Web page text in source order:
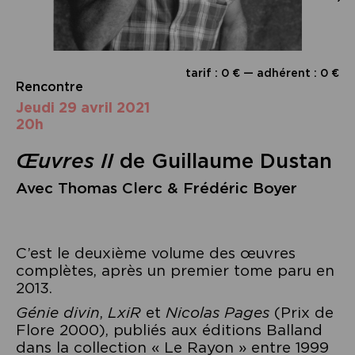
tarif : 0 € — adhérent : 0 €
Rencontre
jeudi 29 avril 2021
20h
Œuvres IIde Guillaume Dustan
Avec Thomas Clerc & Frédéric Boyer
C’est le deuxième volume des œuvres
complètes, après un premier tome paru en
2013.
Génie divin, LxiR et Nicolas Pages (Prix de
Flore 2000), publiés aux éditions Balland
dans la collection « Le Rayon » entre 1999